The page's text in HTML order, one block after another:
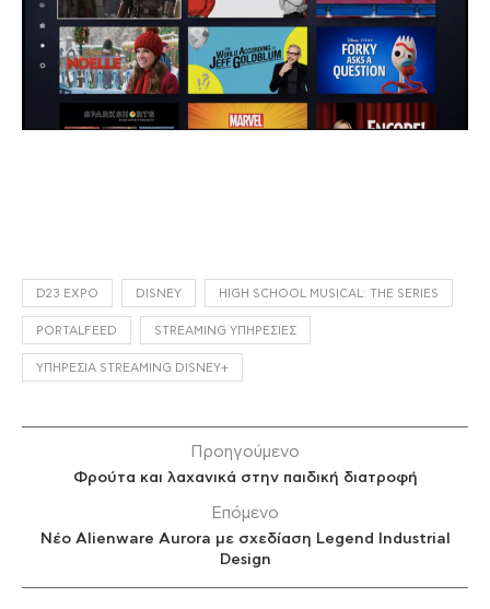
D23 EXPO DISNEY HIGH SCHOOL MUSICAL: THE SERIES
PORTALFEED STREAMING ΥΠΗΡΕΣΊΕΣ
ΥΠΗΡΕΣΊΑ STREAMING DISNEY+
Προηγούμενο
Φρούτα και λαχανικά στην παιδική διατροφή
Επόμενο
Νέο Alienware Aurora με σχεδίαση Legend Industrial
Design